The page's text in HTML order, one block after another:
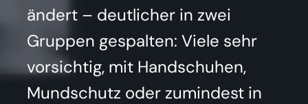
än­dert – deut­li­cher in zwei
Grup­pen gespal­ten: Vie­le sehr
vor­sich­tig, mit Hand­schu­hen,
Mund­schutz oder zumin­dest in